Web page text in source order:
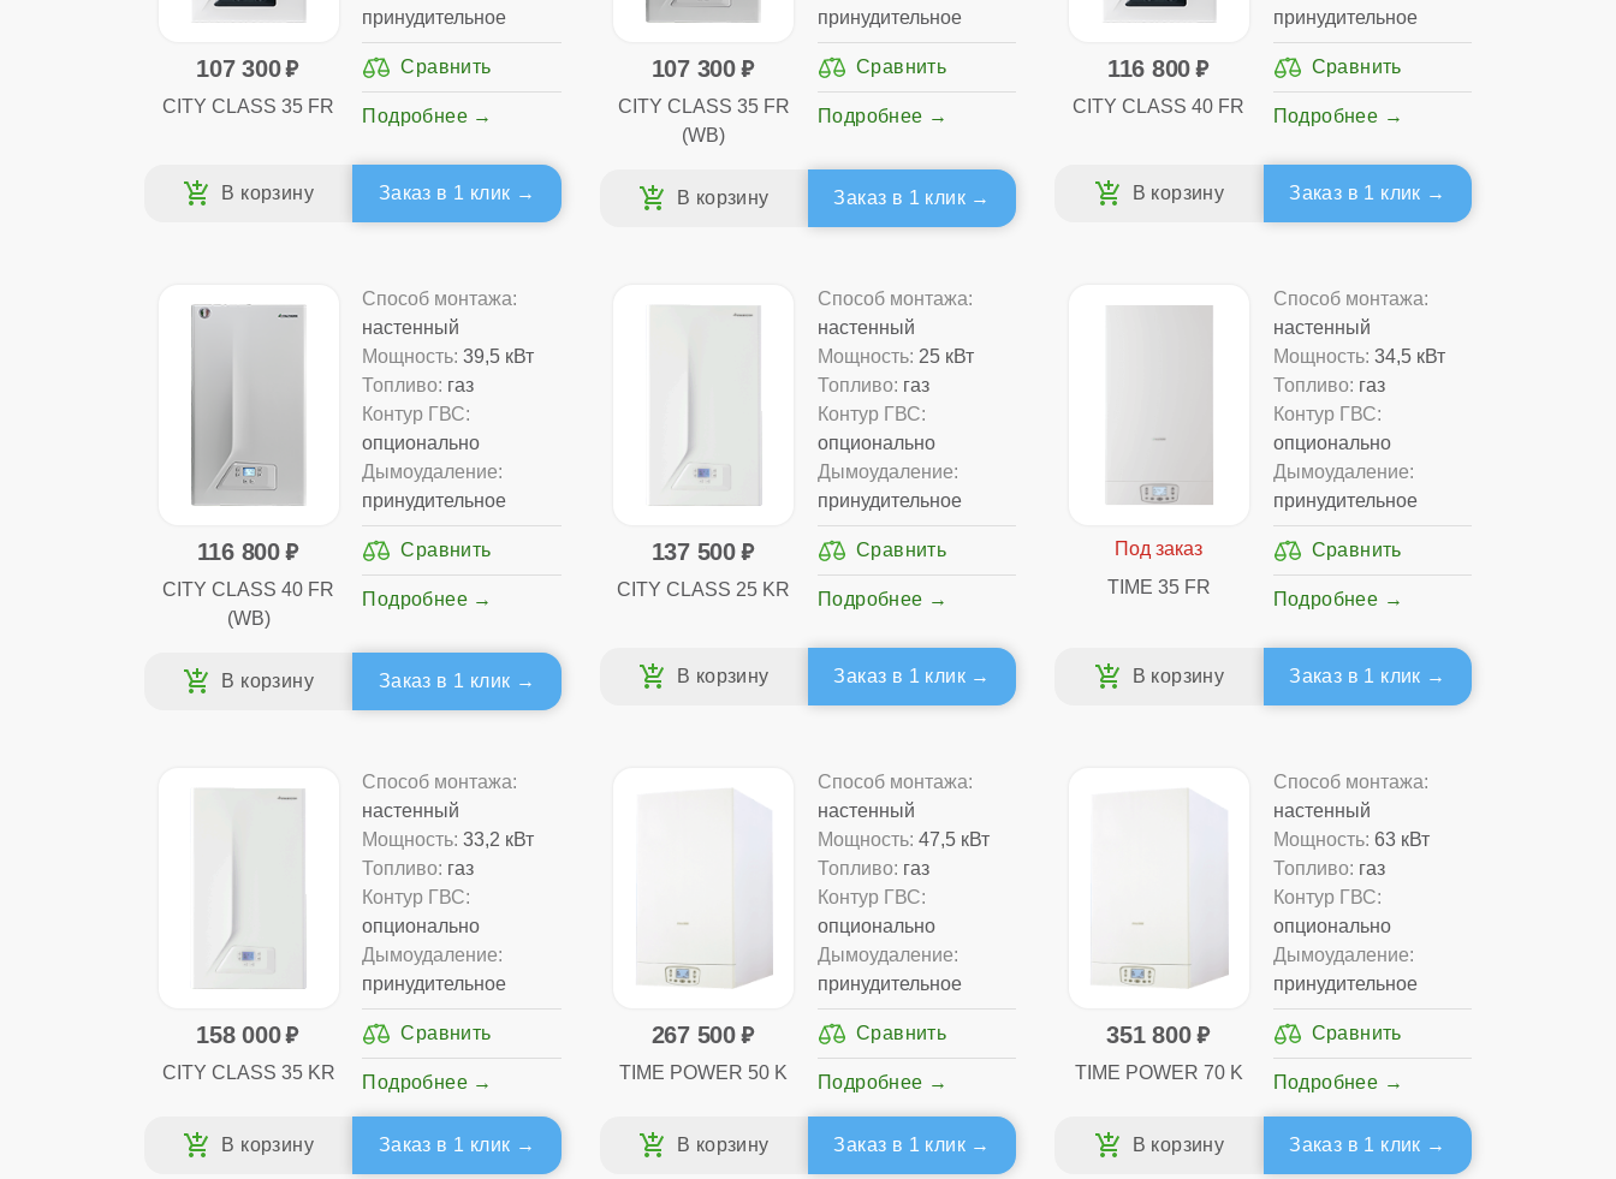
107 300
CITY CLASS 35 FR
принудительное
Подробнее
Заказ в 1 клик
107 300
CITY CLASS 35 FR
(WB)
принудительное
Подробнее
Заказ в 1 клик
116 800
CITY CLASS 40 FR
принудительное
Подробнее
Заказ в 1 клик
116 800
CITY CLASS 40 FR
(WB)
Способ монтажа:
настенный
Мощность: 39,5 кВт
Топливо: газ
Контур ГВС:
опционально
Дымоудаление:
принудительное
Подробнее
Заказ в 1 клик
137 500
CITY CLASS 25 KR
Способ монтажа:
настенный
Мощность: 25 кВт
Топливо: газ
Контур ГВС:
опционально
Дымоудаление:
принудительное
Подробнее
Заказ в 1 клик
TIME 35 FR
Способ монтажа:
настенный
Мощность: 34,5 кВт
Топливо: газ
Контур ГВС:
опционально
Дымоудаление:
принудительное
Подробнее
Заказ в 1 клик
158 000
CITY CLASS 35 KR
Способ монтажа:
настенный
Мощность: 33,2 кВт
Топливо: газ
Контур ГВС:
опционально
Дымоудаление:
принудительное
Подробнее
Заказ в 1 клик
267 500
TIME POWER 50 K
Способ монтажа:
настенный
Мощность: 47,5 кВт
Топливо: газ
Контур ГВС:
опционально
Дымоудаление:
принудительное
Подробнее
Заказ в 1 клик
351 800
TIME POWER 70 K
Способ монтажа:
настенный
Мощность: 63 кВт
Топливо: газ
Контур ГВС:
опционально
Дымоудаление:
принудительное
Подробнее
Заказ в 1 клик